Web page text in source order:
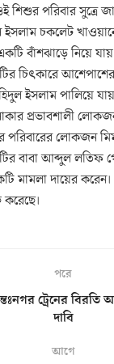
শিশুর পরিবার সুত্রে
ইসলাম চকলেট
বাঁশঝাড়ে নিয়ে
চিৎকারে
ইসলাম পালিয়ে
প্রভাবশালী
পরিবারের লোকজন
বাবা আব্দুল লতিফ
মামলা দায়ের
পরে
ট্রেনের বিরতি
দাবি
আগে